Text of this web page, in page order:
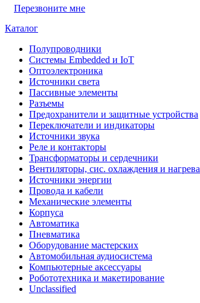
Перезвоните мне
Каталог
Полупроводники
Системы Embedded и IoT
Oптоэлектроника
Источники света
Пассивные элементы
Разъeмы
Предохранители и защитные устройства
Переключатели и индикаторы
Источники звука
Реле и контакторы
Трансформаторы и сердечники
Вентиляторы, сис. охлаждения и нагрева
Источники энергии
Провода и кабели
Механические элементы
Корпуса
Автоматика
Пневматика
Оборудование мастерских
Автомобильная аудиосистема
Компьютерные аксессуары
Робототехника и макетирование
Unclassified